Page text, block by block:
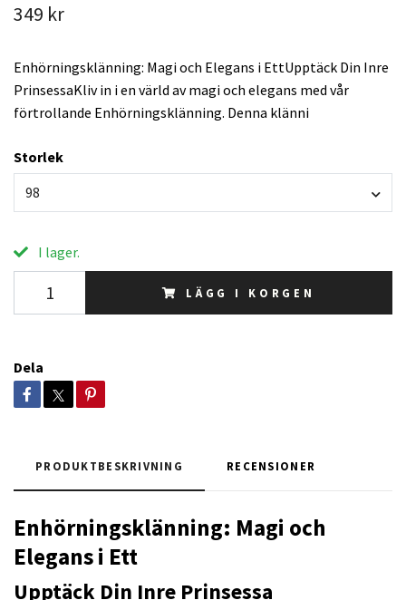
349 kr
Enhörningsklänning: Magi och Elegans i EttUpptäck Din Inre
PrinsessaKliv in i en värld av magi och elegans med vår
förtrollande Enhörningsklänning. Denna klänni
Storlek
98
I lager.
LÄGG I KORGEN
Dela
PRODUKTBESKRIVNING RECENSIONER
Enhörningsklänning: Magi och
Elegans i Ett
Upptäck Din Inre Prinsessa